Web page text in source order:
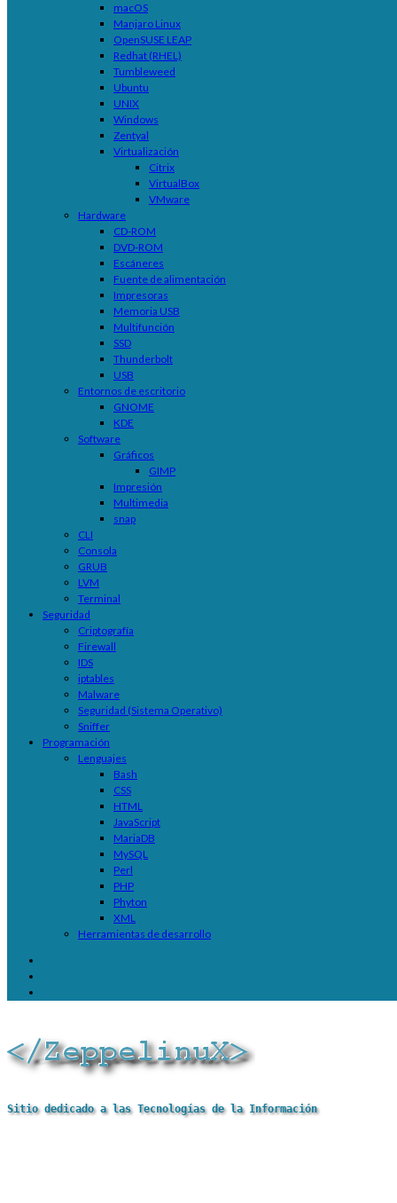
macOS
Manjaro Linux
OpenSUSE LEAP
Redhat (RHEL)
Tumbleweed
Ubuntu
UNIX
Windows
Zentyal
Virtualización
Citrix
VirtualBox
VMware
Hardware
CD-ROM
DVD-ROM
Escáneres
Fuente de alimentación
Impresoras
Memoria USB
Multifunción
SSD
Thunderbolt
USB
Entornos de escritorio
GNOME
KDE
Software
Gráficos
GIMP
Impresión
Multimedia
snap
CLI
Consola
GRUB
LVM
Terminal
Seguridad
Criptografía
Firewall
IDS
iptables
Malware
Seguridad (Sistema Operativo)
Sniffer
Programación
Lenguajes
Bash
CSS
HTML
JavaScript
MariaDB
MySQL
Perl
PHP
Phyton
XML
Herramientas de desarrollo
Sitio dedicado a las Tecnologías de la Información